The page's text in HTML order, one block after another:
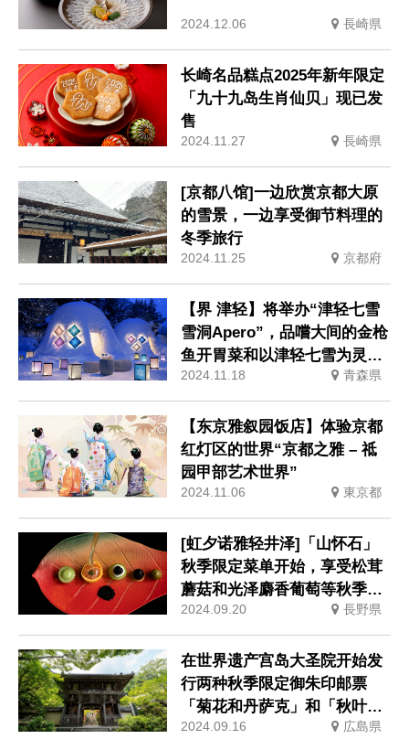
2024.12.06 長崎県
长崎名品糕点2025年新年限定
「九十九岛生肖仙贝」现已发
售
2024.11.27 長崎県
[京都八馆]一边欣赏京都大原
的雪景，一边享受御节料理的
冬季旅行
2024.11.25 京都府
【界 津轻】将举办“津轻七雪
雪洞Apero”，品嚐大间的金枪
鱼开胃菜和以津轻七雪为灵感
的限量版清酒。
2024.11.18 青森県
【东京雅叙园饭店】体验京都
红灯区的世界“京都之雅 – 祗
园甲部艺术世界”
2024.11.06 東京都
[虹夕诺雅轻井泽]「山怀石」
秋季限定菜单开始，享受松茸
蘑菇和光泽麝香葡萄等秋季风
味
2024.09.20 長野県
在世界遗产宫岛大圣院开始发
行两种秋季限定御朱印邮票
「菊花和丹萨克」和「秋叶和
蜡烛」。
2024.09.16 広島県